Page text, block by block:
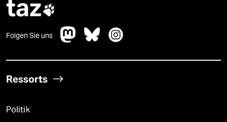
taz
Folgen Sie uns
Ressorts
Politik